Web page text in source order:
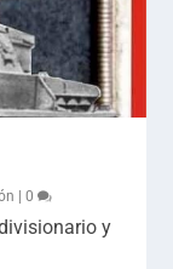
|0
y